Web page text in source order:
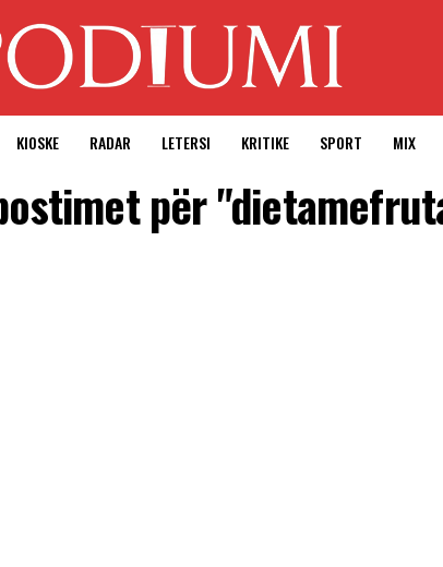
KIOSKE RADAR LETERSI KRITIKE SPORT MIX
për